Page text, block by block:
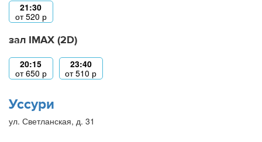
21:30
от520 р
зал IMAX (2D)
20:15
от650 р
23:40
от510 р
Уссури
ул. Светланская, д. 31